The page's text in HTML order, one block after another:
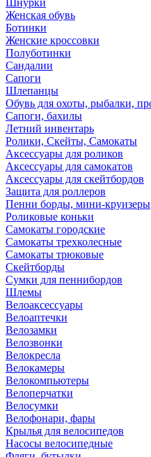
Шнурки
Женская обувь
Ботинки
Женские кроссовки
Полуботинки
Сандалии
Сапоги
Шлепанцы
Обувь для охоты, рыбалки,
Сапоги, бахилы
Летний инвентарь
Ролики, Скейты, Самокаты
Аксессуары для роликов
Аксессуары для самокатов
Аксессуары для скейтбордов
Защита для роллеров
Пенни борды, мини-круизеры
Роликовые коньки
Самокаты городские
Самокаты трехколесные
Самокаты трюковые
Скейтборды
Сумки для пеннибордов
Шлемы
Велоаксессуары
Велоаптечки
Велозамки
Велозвонки
Велокресла
Велокамеры
Велокомпьютеры
Велоперчатки
Велосумки
Велофонари, фары
Крылья для велосипедов
Насосы велосипедные